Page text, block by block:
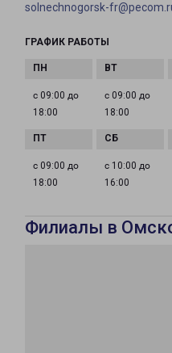
solnechnogorsk-
ГРАФИК РАБОТЫ
с 09:00 до
18:00
с 09:00 до
18:00
с 09:00 до
18:00
с 10:00 до
16:00
Филиалы в